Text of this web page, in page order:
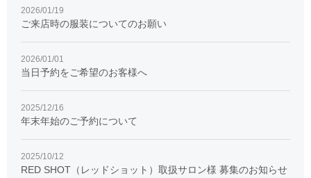
2026/01/19
ご来店時の服装についてのお願い
2026/01/01
当日予約をご希望のお客様へ
2025/12/16
年末年始のご予約について
2025/10/12
RED SHOT（レッドショット）取扱サロン様 募集のお知らせ